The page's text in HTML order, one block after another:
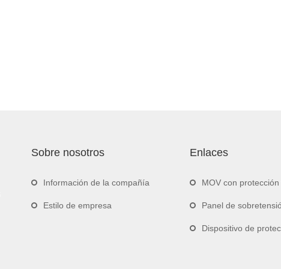
Sobre nosotros
Información de la compañía
Estilo de empresa
Enlaces
MOV con
Panel de
Dispositivo de protección contra